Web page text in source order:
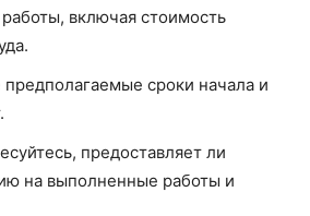
включая стоимость
предполагаемые сроки начала и
предоставляет ли
на выполненные работы и